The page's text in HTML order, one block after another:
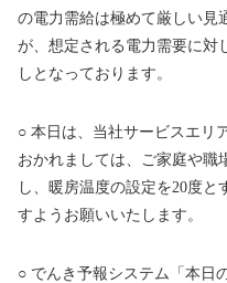
の電力需給は極めて厳しい見
が、想定される電力需要に対
しとなっております。
○ 本日は、当社サービスエリ
おかれましては、ご家庭や職
し、暖房温度の設定を20度と
すようお願いいたします。
○ でんき予報システム「本日